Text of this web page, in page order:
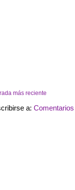
más reciente
a: